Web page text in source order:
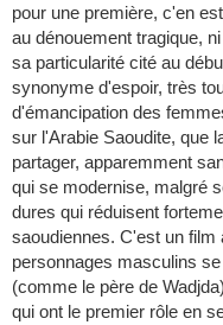
pour une première, c'en
au dénouement tragique,
sa particularité cité au
synonyme d'espoir, très
d'émancipation des
sur l'Arabie Saoudite, que
partager, apparemment
qui se modernise, malgré
dures qui réduisent
saoudiennes. C'est un
personnages masculins
(comme le père de
qui ont le premier rôle en